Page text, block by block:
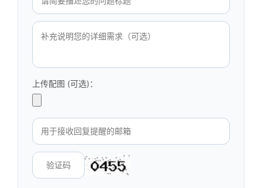
上传配图 (可选)：